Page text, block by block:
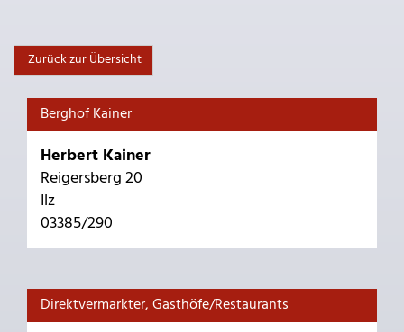
Zurück zur Übersicht
Berghof Kainer
Herbert Kainer
Reigersberg 20
Ilz
03385/290
Direktvermarkter, Gasthöfe/Restaurants